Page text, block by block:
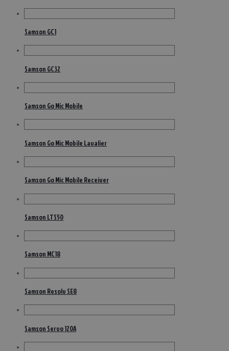
Samson GC1
Samson GC32
Samson Go Mic Mobile
Samson Go Mic Mobile Lavalier
Samson Go Mic Mobile Receiver
Samson LTS50
Samson MC18
Samson Resolv SE8
Samson Servo 120A